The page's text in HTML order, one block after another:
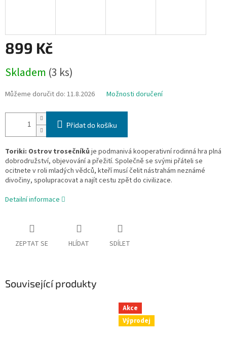
899 Kč
cena:
Skladem (3 ks)
Můžeme doručit do: 11.8.2026 Možnosti doručení
Přidat do košíku
Toriki: Ostrov trosečníků je podmanivá kooperativní rodinná hra plná
dobrodružství, objevování a přežití. Společně se svými přáteli se
ocitnete v roli mladých vědců, kteří musí čelit nástrahám neznámé
divočiny, spolupracovat a najít cestu zpět do civilizace.
Detailní informace
ZEPTAT SE HLÍDAT SDÍLET
Související produkty
Akce
Výprodej